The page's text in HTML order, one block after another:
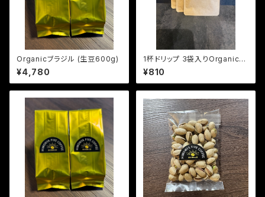
Organicブラジル (生豆600g)
¥4,780
1杯ドリップ 3袋入りOrganicブ
ラジル (深煎り)
¥810